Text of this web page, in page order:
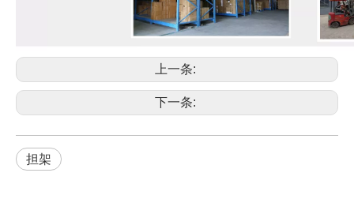
上一条:
下一条:
担架